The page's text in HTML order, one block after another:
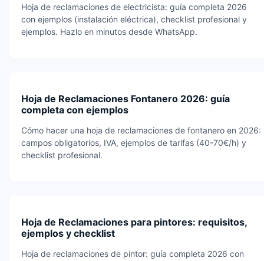
Hoja de reclamaciones de electricista: guía completa 2026
con ejemplos (instalación eléctrica), checklist profesional y
ejemplos. Hazlo en minutos desde WhatsApp.
Hoja de Reclamaciones Fontanero 2026: guía
completa con ejemplos
Cómo hacer una hoja de reclamaciones de fontanero en 2026:
campos obligatorios, IVA, ejemplos de tarifas (40-70€/h) y
checklist profesional.
Hoja de Reclamaciones para pintores: requisitos,
ejemplos y checklist
Hoja de reclamaciones de pintor: guía completa 2026 con